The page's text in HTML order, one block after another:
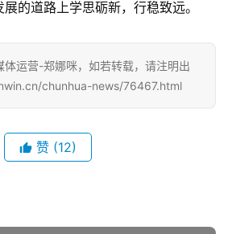
的道路上学思砺新，行稳致远。
体运营-郑娜咪，如若转载，请注明出
chunhua-news/76467.html
赞 (12)